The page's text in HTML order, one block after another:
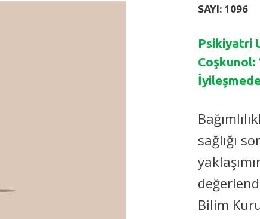
SAYI: 1096
Psikiyatri
Coşkunol:
sağlığı
Bilim